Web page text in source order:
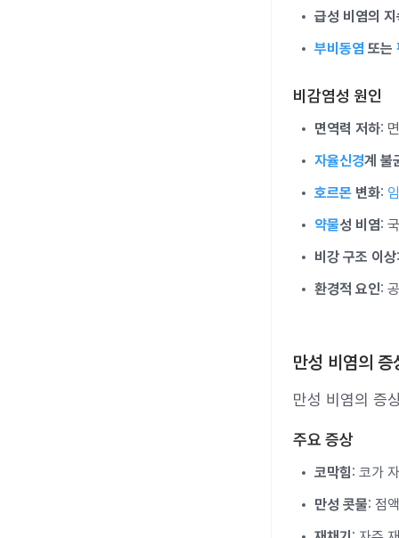
급성 비염의
부비동염 또는
비감염성 원인
면역력 저하:
자율신경계 불
호르몬 변화:
약물성 비염:
비강 구조 이상
환경적 요인:
만성 비염의 증
만성 비염의 증
주요 증상
코막힘: 코가
만성 콧물: 점